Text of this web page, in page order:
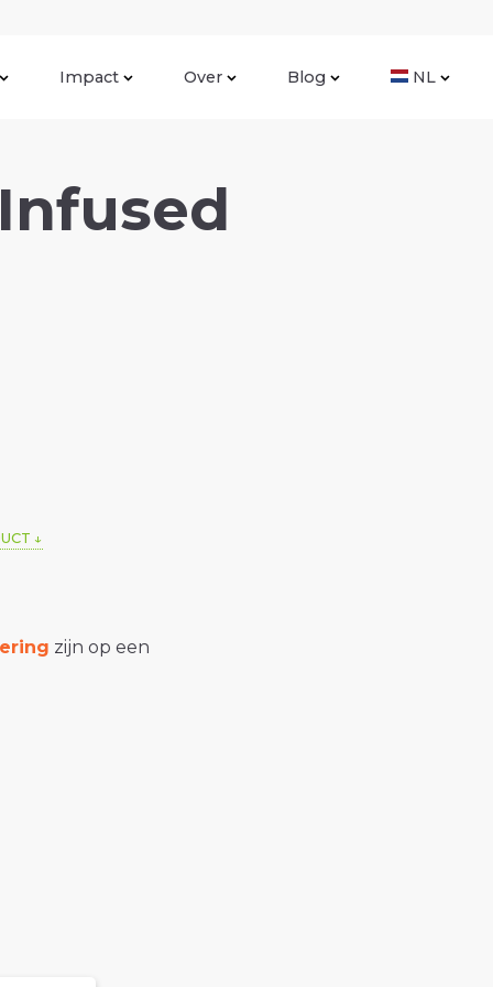
Impact Over Blog NL
zijn op een